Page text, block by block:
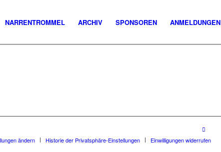
NARRENTROMMEL ARCHIV SPONSOREN ANMELDUNGEN
ändern Historie der Privatsphäre-Einstellungen Einwilligungen widerrufen